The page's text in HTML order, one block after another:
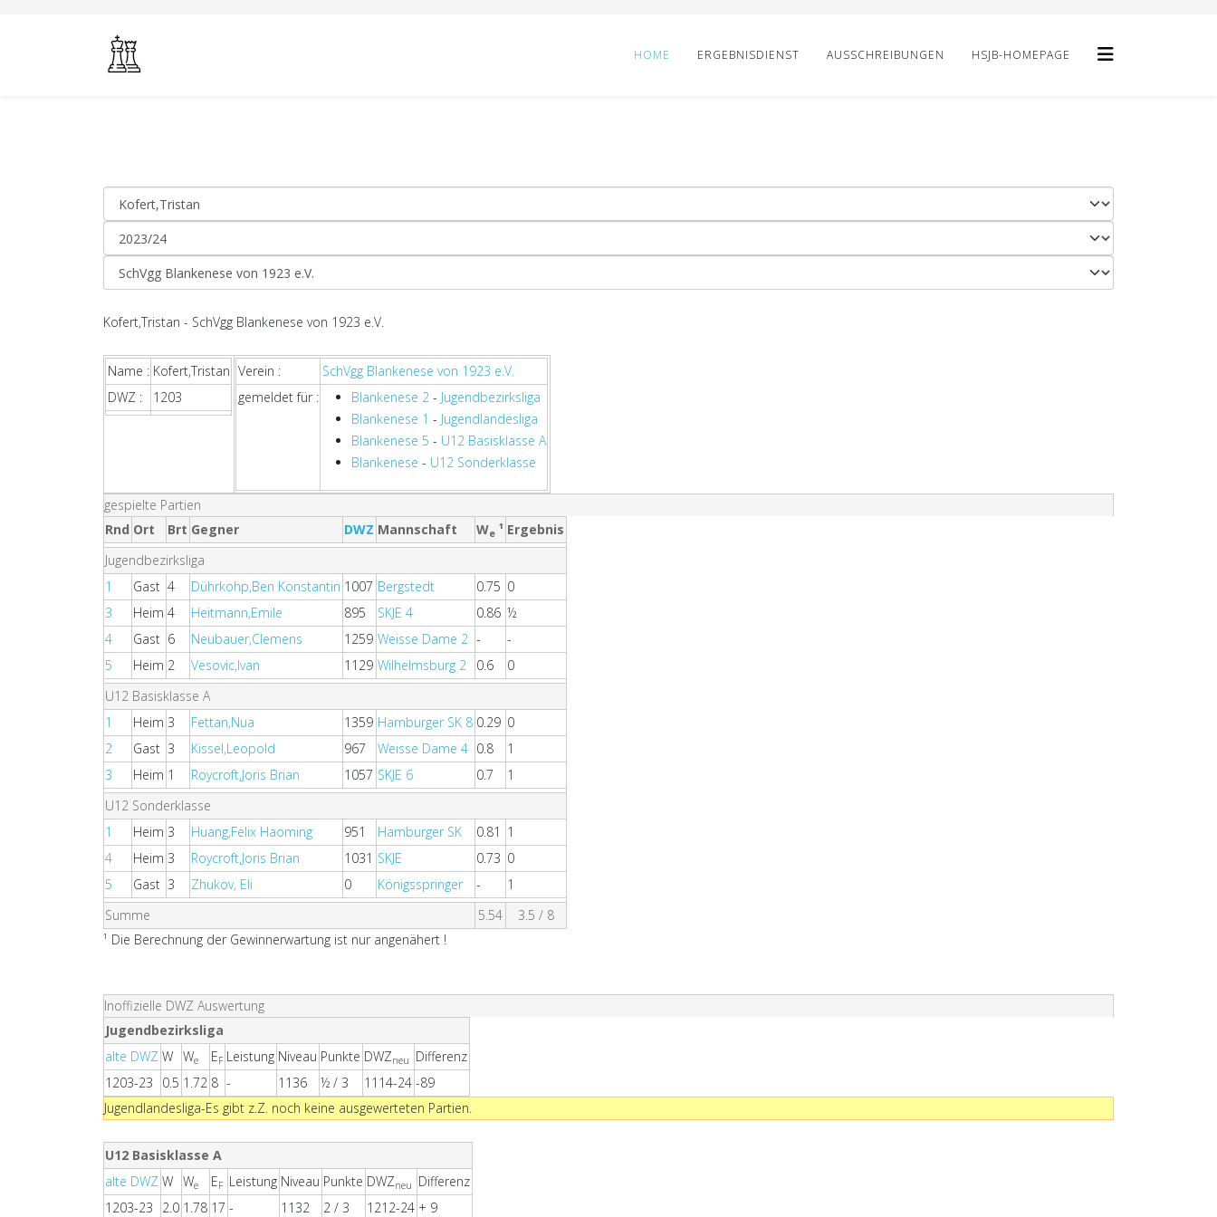
HOME ERGEBNISDIENST AUSSCHREIBUNGEN HSJB-HOMEPAGE
Kofert,Tristan - SchVgg Blankenese von 1923 e.V.
Name : Kofert,Tristan
DWZ :
1203
Verein :
SchVgg Blankenese von 1923 e.V.
gemeldet für :
Blankenese 2- Jugendbezirksliga
Blankenese 1 - Jugendlandesliga
Blankenese 5 - U12 Basisklasse A
Blankenese - U12 Sonderklasse
gespielte Partien
Rnd Ort Brt Gegner DWZ Mannschaft We ¹ Ergebnis
Jugendbezirksliga
1
Gast 4 Dührkohp,Ben Konstantin 1007 Bergstedt 0.75 0
3
Heim 4 Heitmann,Emile 895 SKJE 4 0.86 ½
4
Gast 6 Neubauer,Clemens 1259 Weisse Dame 2 -
-
5
Heim 2 Vesovic,Ivan 1129 Wilhelmsburg 2 0.6
0
U12 Basisklasse A
1
Heim 3 Fettan,Nua 1359 Hamburger SK 8 0.29 0
2
Gast 3 Kissel,Leopold 967 Weisse Dame 4 0.8
1
3
Heim 1 Roycroft,Joris Brian 1057 SKJE 6 0.7
1
U12 Sonderklasse
1
Heim 3 Huang,Felix Haoming 951 Hamburger SK 0.81 1
4
Heim 3 Roycroft,Joris Brian 1031 SKJE 0.73 0
5
Gast 3 Zhukov, Eli 0 Königsspringer -
1
Summe
5.54
3.5 / 8
¹ Die Berechnung der Gewinnerwartung ist nur angenähert !
Inoffizielle DWZ Auswertung
Jugendbezirksliga
alte DWZ W We EF Leistung Niveau Punkte DWZneu
Differenz
1203-23
0.5 1.72 8 - 1136 ½ / 3 1114-24 -89
Jugendlandesliga-Es gibt z.Z. noch keine ausgewerteten Partien.
U12 Basisklasse A
alte DWZ W We EF Leistung Niveau Punkte DWZneu
Differenz
1203-23
2.0 1.78 17 - 1132 2 / 3 1212-24 + 9